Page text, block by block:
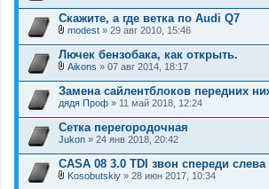
л
о
ж
е
н
и
Скажите, а где ветка по Audi Q7
л
о
ж
е
н
и
modest » 29 авг 2010, 15:46
Лючек бензобака, как открыть.
л
о
ж
е
н
и
Aikons » 07 авг 2014, 18:17
Замена сайлентблоков передних
дядя Проф » 11 май 2018, 12:24
Сетка перегородочная
Jukon » 24 янв 2018, 20:42
CASA 08 3.0 TDI звон спереди слева
Kosobutskiy » 28 июн 2017, 10:34